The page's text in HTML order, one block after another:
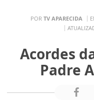
POR TV APARECIDA
Acordes
Padre